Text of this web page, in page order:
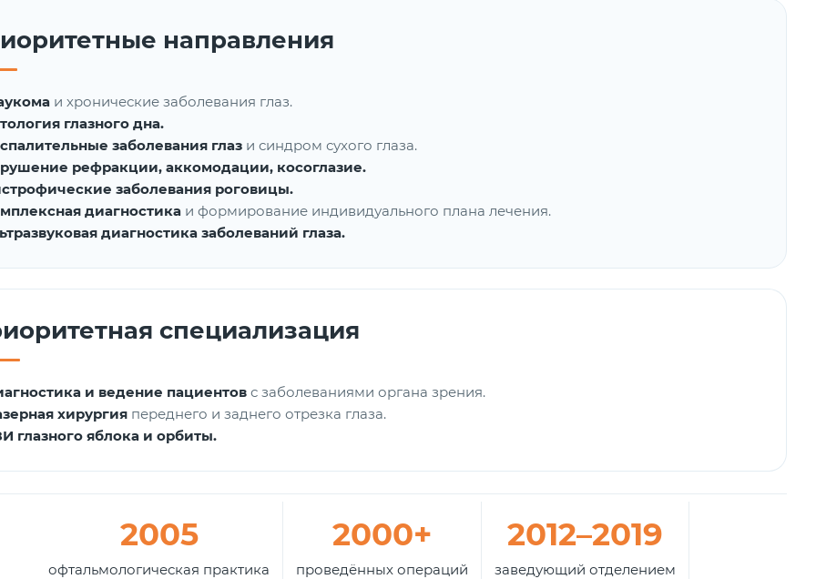
направления
и хронические заболевания глаз.
глазного дна.
заболевания глаз и синдром сухого глаза.
рефракции, аккомодации, косоглазие.
заболевания роговицы.
диагностика и формирование индивидуального плана лечения.
диагностика заболеваний глаза.
специализация
и ведение пациентов с заболеваниями органа зрения.
хирургия переднего и заднего отрезка глаза.
глазного яблока и орбиты.
2005
офтальмологическая практика
2000+
проведённых операций
2012–2019
заведующий отделением